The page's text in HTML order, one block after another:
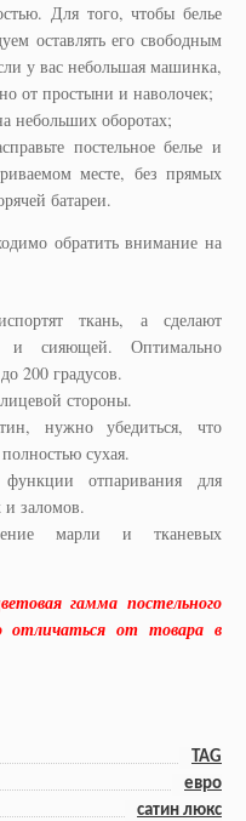
Для того, чтобы белье
оставлять его свободным
у вас небольшая машинка,
от простыни и наволочек;
небольших оборотах;
постельное белье и
месте, без прямых
батареи.
обратить внимание на
ткань, а сделают
и сияющей. Оптимально
200 градусов.
стороны.
нужно убедиться, что
сухая.
функции отпаривания для
и заломов.
марли и тканевых
гамма постельного
от товара в
TAG
евро
сатин люкс